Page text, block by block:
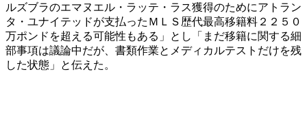
ルズブラのエマヌエル・ラッテ・ラス獲得のためにアトラン
タ・ユナイテッドが支払ったＭＬＳ歴代最高移籍料２２５０
万ポンドを超える可能性もある」とし「まだ移籍に関する細
部事項は議論中だが、書類作業とメディカルテストだけを残
した状態」と伝えた。